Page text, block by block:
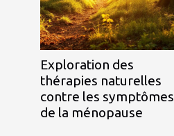
Exploration des
thérapies naturelles
contre les symptômes
de la ménopause